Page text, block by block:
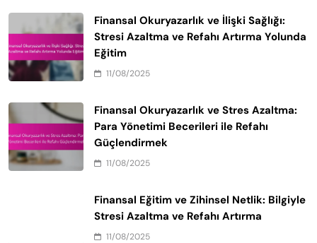
Finansal Okuryazarlık ve İlişki Sağlığı:
Stresi Azaltma ve Refahı Artırma Yolunda
Eğitim
11/08/2025
Finansal Okuryazarlık ve Stres Azaltma:
Para Yönetimi Becerileri ile Refahı
Güçlendirmek
11/08/2025
Finansal Eğitim ve Zihinsel Netlik: Bilgiyle
Stresi Azaltma ve Refahı Artırma
11/08/2025